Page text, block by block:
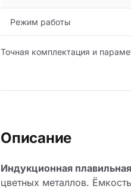
Режим работы
Точная комплектация и
Описание
Индукционная
цветных металлов.